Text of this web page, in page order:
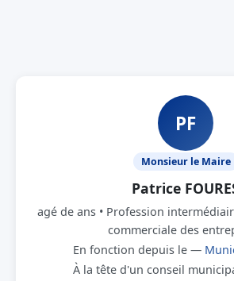
PF
Monsieur le Maire
Patrice
agé de ans • Profession
commerciale des
En fonction depuis le —
À la tête d'un conseil